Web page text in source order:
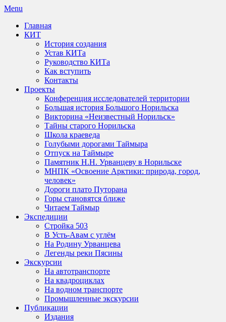
Skip
content
Menu
Главная
КИТ
История создания
Устав КИТа
Руководство КИТа
Как вступить
Контакты
Проекты
Конференция исследователей территории
Большая история Большого Норильска
Викторина «Неизвестный Норильск»
Тайны старого Норильска
Школа краеведа
Голубыми дорогами Таймыра
Отпуск на Таймыре
Памятник Н.Н. Урванцеву в Норильске
МНПК «Освоение Арктики: природа, город,
человек»
Дороги плато Путорана
Горы становятся ближе
Читаем Таймыр
Экспедиции
Стройка 503
В Усть-Авам с углём
На Родину Урванцева
Легенды реки Пясины
Экскурсии
На автотранспорте
На квадроциклах
На водном транспорте
Промышленные экскурсии
Публикации
Издания